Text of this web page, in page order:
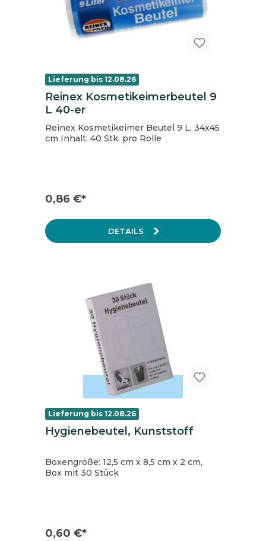
Lieferung bis 12.08.26
Reinex Kosmetikeimerbeutel 9
L 40-er
Reinex Kosmetikeimer Beutel 9 L, 34x45
cm Inhalt: 40 Stk. pro Rolle
0,86 €*
DETAILS
Lieferung bis 12.08.26
Hygienebeutel, Kunststoff
Boxengröße: 12,5 cm x 8,5 cm x 2 cm,
Box mit 30 Stück
0,60 €*